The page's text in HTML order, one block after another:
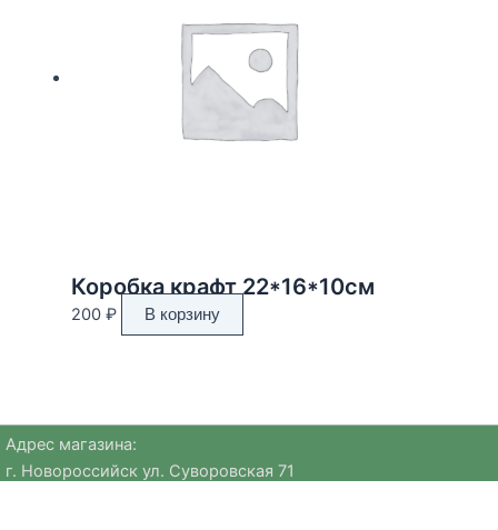
Коробка крафт 22*16*10см
200 ₽ В корзину
Адрес магазина:
г. Новороссийск ул. Суворовская 71